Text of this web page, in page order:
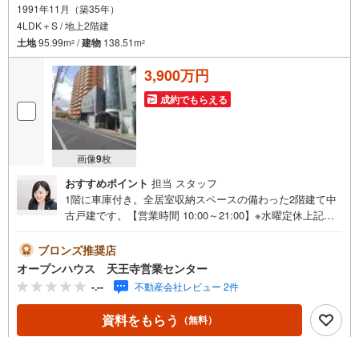
1991年11月（築35年）
4LDK＋S / 地上2階建
土地95.99m2 /建物 138.51m2
画像9枚
3,900万円
成約でもらえる
おすすめポイント 担当 スタッフ
1階に車庫付き。全居室収納スペースの備わった2階建て中
古戸建です。【営業時間 10:00～21:00】※水曜定休上記時
ご連絡ください！現地を見学される場合は「室内・現地を
見学する（無料）」ボタンよりご希望の日時をご記入いた
だけますとスムーズにご案内が可能です。◎現地のご案内
について・平日や夜遅い時間帯もご案内が可能 ※定休日を
除く・経験豊富なスタッフが物件詳細を丁寧にご説明いた
します。・車でご自宅や最寄り駅等、ご指定の場所まで送
ブロンズ推奨店
オープンハウス 天王寺営業センター
-.-- 不動産会社レビュー 2件
資料をもらう （無料）